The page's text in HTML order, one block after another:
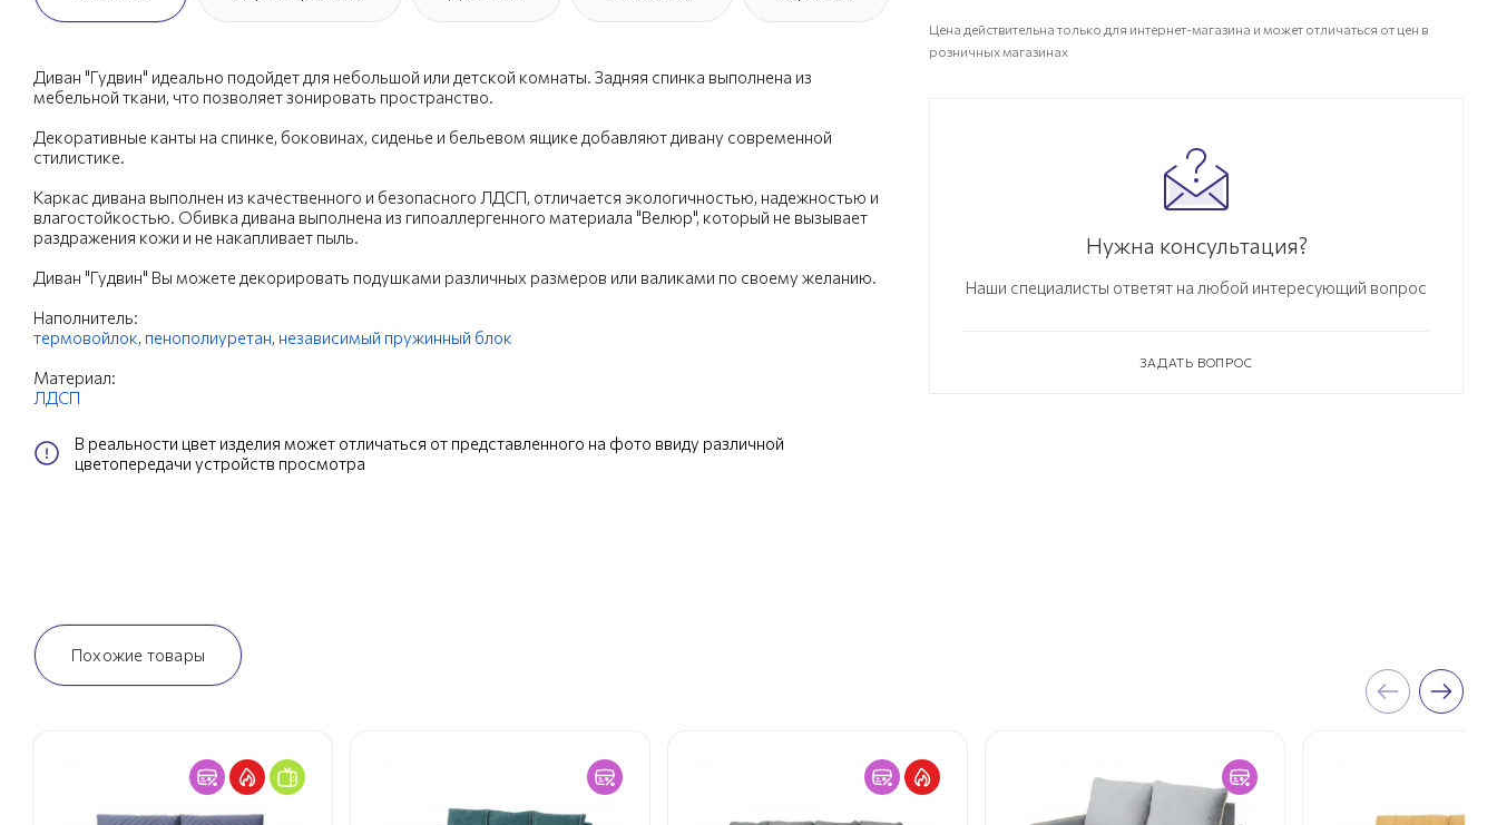
Диван "Гудвин" идеально подойдет для небольшой или детской комнаты. Задняя спинка выполнена из
мебельной ткани, что позволяет зонировать пространство.
Декоративные канты на спинке, боковинах, сиденье и бельевом ящике добавляют дивану современной
стилистике.
Каркас дивана выполнен из качественного и безопасного ЛДСП, отличается экологичностью, надежностью и
влагостойкостью. Обивка дивана выполнена из гипоаллергенного материала "Велюр", который не вызывает
раздражения кожи и не накапливает пыль.
Диван "Гудвин" Вы можете декорировать подушками различных размеров или валиками по своему желанию.
Наполнитель:
термовойлок, пенополиуретан, независимый пружинный блок
Материал:
ЛДСП
В реальности цвет изделия может отличаться от представленного на фото ввиду различной
цветопередачи устройств просмотра
Цена действительна только для интернет-магазина и может отличаться от цен в
розничных магазинах
Нужна консультация?
Наши специалисты ответят на любой интересующий вопрос
ЗАДАТЬ ВОПРОС
Похожие товары